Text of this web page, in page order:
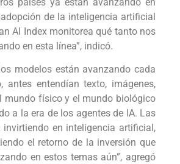
de la inteligencia artificial
AI Index monitorea qué tanto nos
en esta línea”, indicó.
modelos están avanzando cada
antes entendían texto, imágenes,
mundo físico y el mundo biológico
a la era de los agentes de IA. Las
invirtiendo en inteligencia artificial,
el retorno de la inversión que
en estos temas aún”, agregó